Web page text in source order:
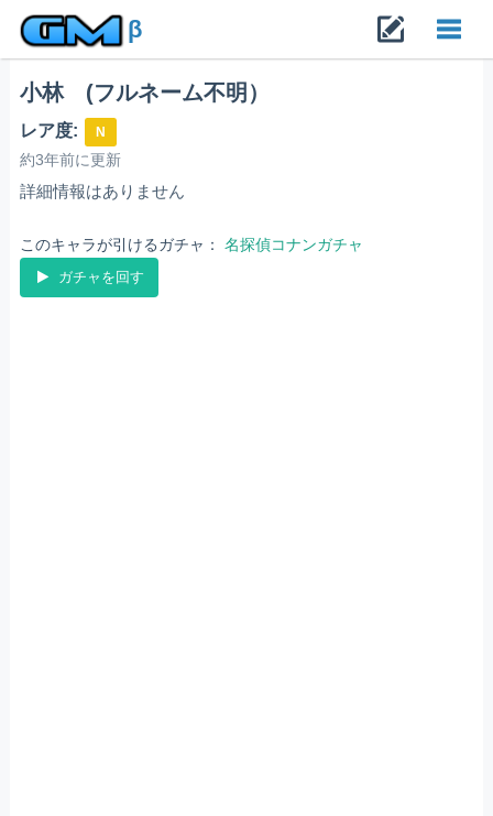
β
小林 (フルネーム不明）
レア度: N
約3年前に更新
詳細情報はありません
このキャラが引けるガチャ： 名探偵コナンガチャ
ガチャを回す